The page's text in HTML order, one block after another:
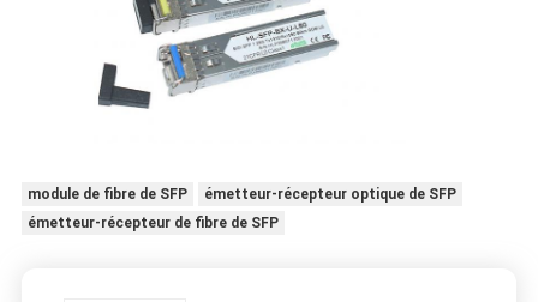
module de fibre de SFP
émetteur-récepteur optique de SFP
émetteur-récepteur de fibre de SFP